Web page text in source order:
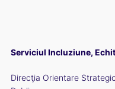
Serviciul Incluziune,
Direcţia Orientare